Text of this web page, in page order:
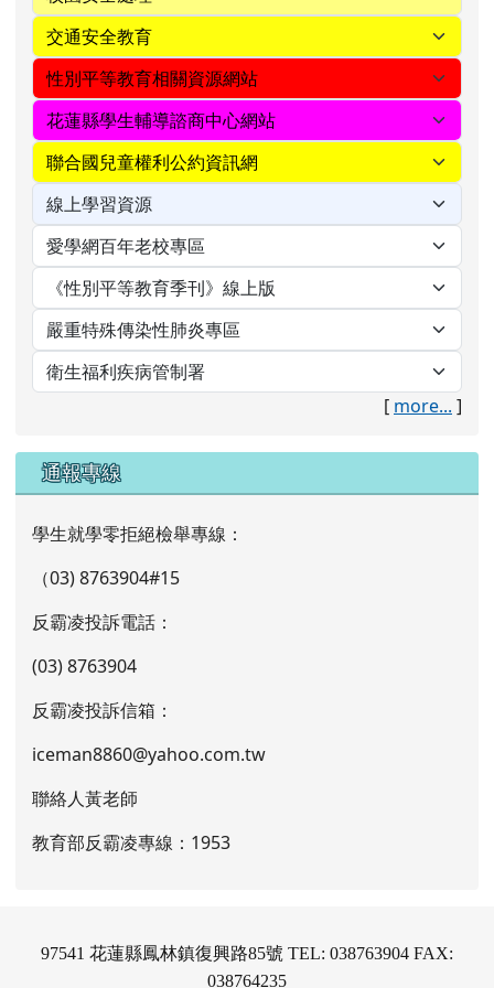
[ more... ]
通報專線
學生就學零拒絕檢舉專線：
（03) 8763904#15
反霸凌投訴電話：
(03) 8763904
反霸凌投訴信箱：
iceman8860@yahoo.com.tw
聯絡人黃老師
教育部反霸凌專線：1953
97541 花蓮縣鳳林鎮復興路85號 TEL: 038763904 FAX:
038764235